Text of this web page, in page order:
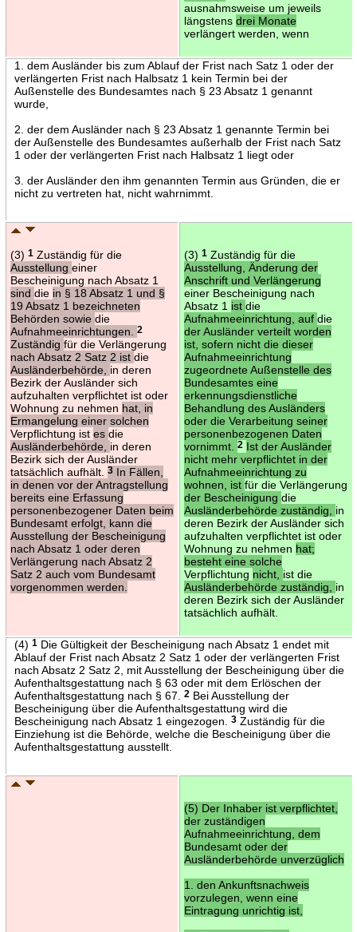
ausnahmsweise um jeweils
längstens drei Monate
verlängert werden, wenn
1. dem Ausländer bis zum Ablauf der Frist nach Satz 1 oder der
verlängerten Frist nach Halbsatz 1 kein Termin bei der
Außenstelle des Bundesamtes nach § 23 Absatz 1 genannt
wurde,
2. der dem Ausländer nach § 23 Absatz 1 genannte Termin bei
der Außenstelle des Bundesamtes außerhalb der Frist nach Satz
1 oder der verlängerten Frist nach Halbsatz 1 liegt oder
3. der Ausländer den ihm genannten Termin aus Gründen, die er
nicht zu vertreten hat, nicht wahrnimmt.
(3) 1Zuständig für die
Ausstellung einer
Bescheinigung nach Absatz 1
sind die in § 18 Absatz 1 und §
19 Absatz 1 bezeichneten
Behörden sowie die
Aufnahmeeinrichtungen.
2
Zuständig für die Verlängerung
nach Absatz 2 Satz 2 ist die
Ausländerbehörde, in deren
Bezirk der Ausländer sich
aufzuhalten verpflichtet ist oder
Wohnung zu nehmen hat, in
Ermangelung einer solchen
Verpflichtung ist es die
Ausländerbehörde, in deren
Bezirk sich der Ausländer
tatsächlich aufhält.
3In Fällen,
in denen vor der Antragstellung
bereits eine Erfassung
personenbezogener Daten beim
Bundesamt erfolgt, kann die
Ausstellung der Bescheinigung
nach Absatz 1 oder deren
Verlängerung nach Absatz 2
Satz 2 auch vom Bundesamt
vorgenommen werden.
(3) 1Zuständig für die
Ausstellung, Änderung der
Anschrift und Verlängerung
einer Bescheinigung nach
Absatz 1 ist die
Aufnahmeeinrichtung, auf die
der Ausländer verteilt worden
ist, sofern nicht die dieser
Aufnahmeeinrichtung
zugeordnete Außenstelle des
Bundesamtes eine
erkennungsdienstliche
Behandlung des Ausländers
oder die Verarbeitung seiner
personenbezogenen Daten
vornimmt.
2 Ist der Ausländer
nicht mehr verpflichtet in der
Aufnahmeeinrichtung zu
wohnen, ist für die Verlängerung
der Bescheinigung die
Ausländerbehörde zuständig, in
deren Bezirk der Ausländer sich
aufzuhalten verpflichtet ist oder
Wohnung zu nehmen hat;
besteht eine solche
Verpflichtung nicht, ist die
Ausländerbehörde zuständig, in
deren Bezirk sich der Ausländer
tatsächlich aufhält.
(4) 1Die Gültigkeit der Bescheinigung nach Absatz 1 endet mit
Ablauf der Frist nach Absatz 2 Satz 1 oder der verlängerten Frist
nach Absatz 2 Satz 2, mit Ausstellung der Bescheinigung über die
Aufenthaltsgestattung nach § 63 oder mit dem Erlöschen der
Aufenthaltsgestattung nach § 67.
2Bei Ausstellung der
Bescheinigung über die Aufenthaltsgestattung wird die
Bescheinigung nach Absatz 1 eingezogen.
3Zuständig für die
Einziehung ist die Behörde, welche die Bescheinigung über die
Aufenthaltsgestattung ausstellt.
(5) Der Inhaber ist verpflichtet,
der zuständigen
Aufnahmeeinrichtung, dem
Bundesamt oder der
Ausländerbehörde unverzüglich
1. den Ankunftsnachweis
vorzulegen, wenn eine
Eintragung unrichtig ist,